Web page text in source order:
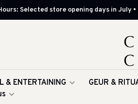
Selected store opening days in July
& ENTERTAINING GEUR &